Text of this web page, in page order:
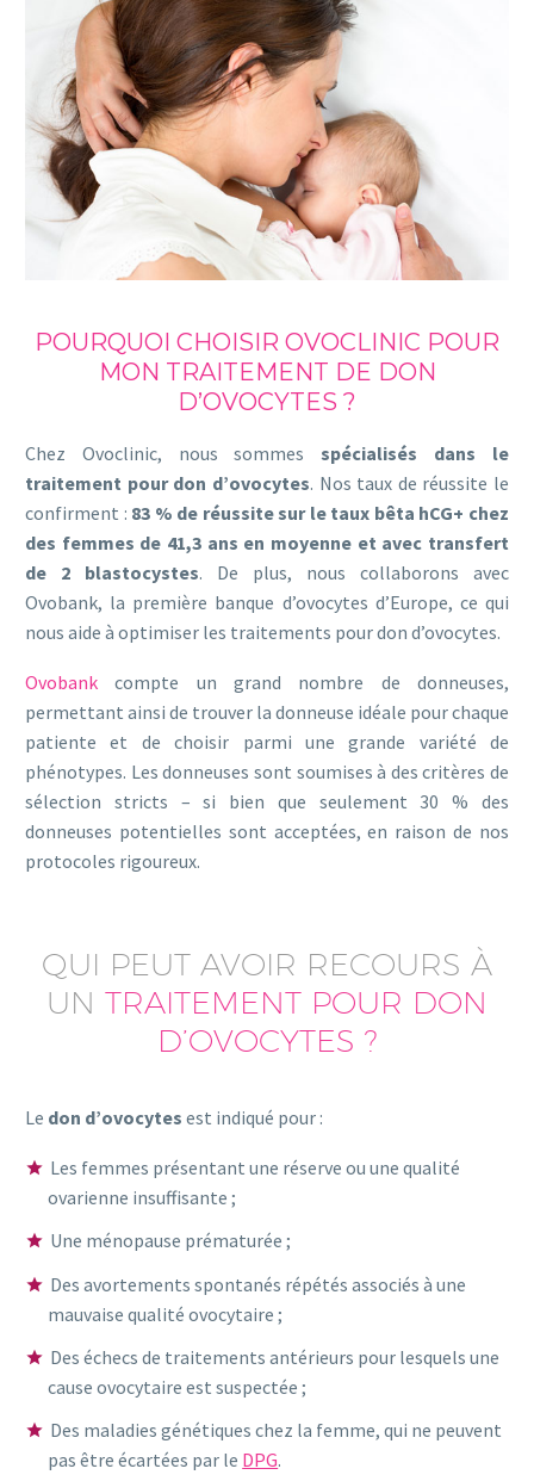
POURQUOI CHOISIR OVOCLINIC POUR
MON TRAITEMENT DE DON
D’OVOCYTES ?
Chez Ovoclinic, nous sommesspécialisés dans le
traitement pour don d’ovocytes. Nos taux de réussite le
confirment : 83 % de réussite sur le taux bêta hCG+ chez
des femmes de 41,3 ans en moyenne et avec transfert
de 2 blastocystes. De plus, nous collaborons avec
Ovobank, la première banque d’ovocytes d’Europe, ce qui
nous aide à optimiser les traitements pour don d’ovocytes.
Ovobank compte un grand nombre de donneuses,
permettant ainsi de trouver la donneuse idéale pour chaque
patiente et de choisir parmi une grande variété de
phénotypes. Les donneuses sont soumises à des critères de
sélection stricts – si bien que seulement 30 % des
donneuses potentielles sont acceptées, en raison de nos
protocoles rigoureux.
QUI PEUT AVOIR RECOURS À
UN TRAITEMENT POUR DON
D’OVOCYTES ?
Le don d’ovocytes est indiqué pour :
Les femmes présentant une réserve ou une qualité
ovarienne insuffisante ;
Une ménopause prématurée ;
Des avortements spontanés répétés associés à une
mauvaise qualité ovocytaire ;
Des échecs de traitements antérieurs pour lesquels une
cause ovocytaire est suspectée ;
Des maladies génétiques chez la femme, qui ne peuvent
pas être écartées par le DPG.